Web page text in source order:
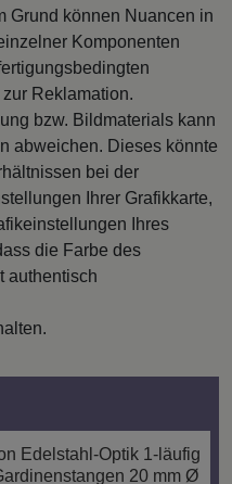
Grund können Nuancen in
Komponenten
Reklamation.
bzw. Bildmaterials kann
abweichen. Dieses könnte
bei der
Ihrer Grafikkarte,
Ihres
die Farbe des
authentisch
Edelstahl-Optik 1-läufig
20 mm Ø